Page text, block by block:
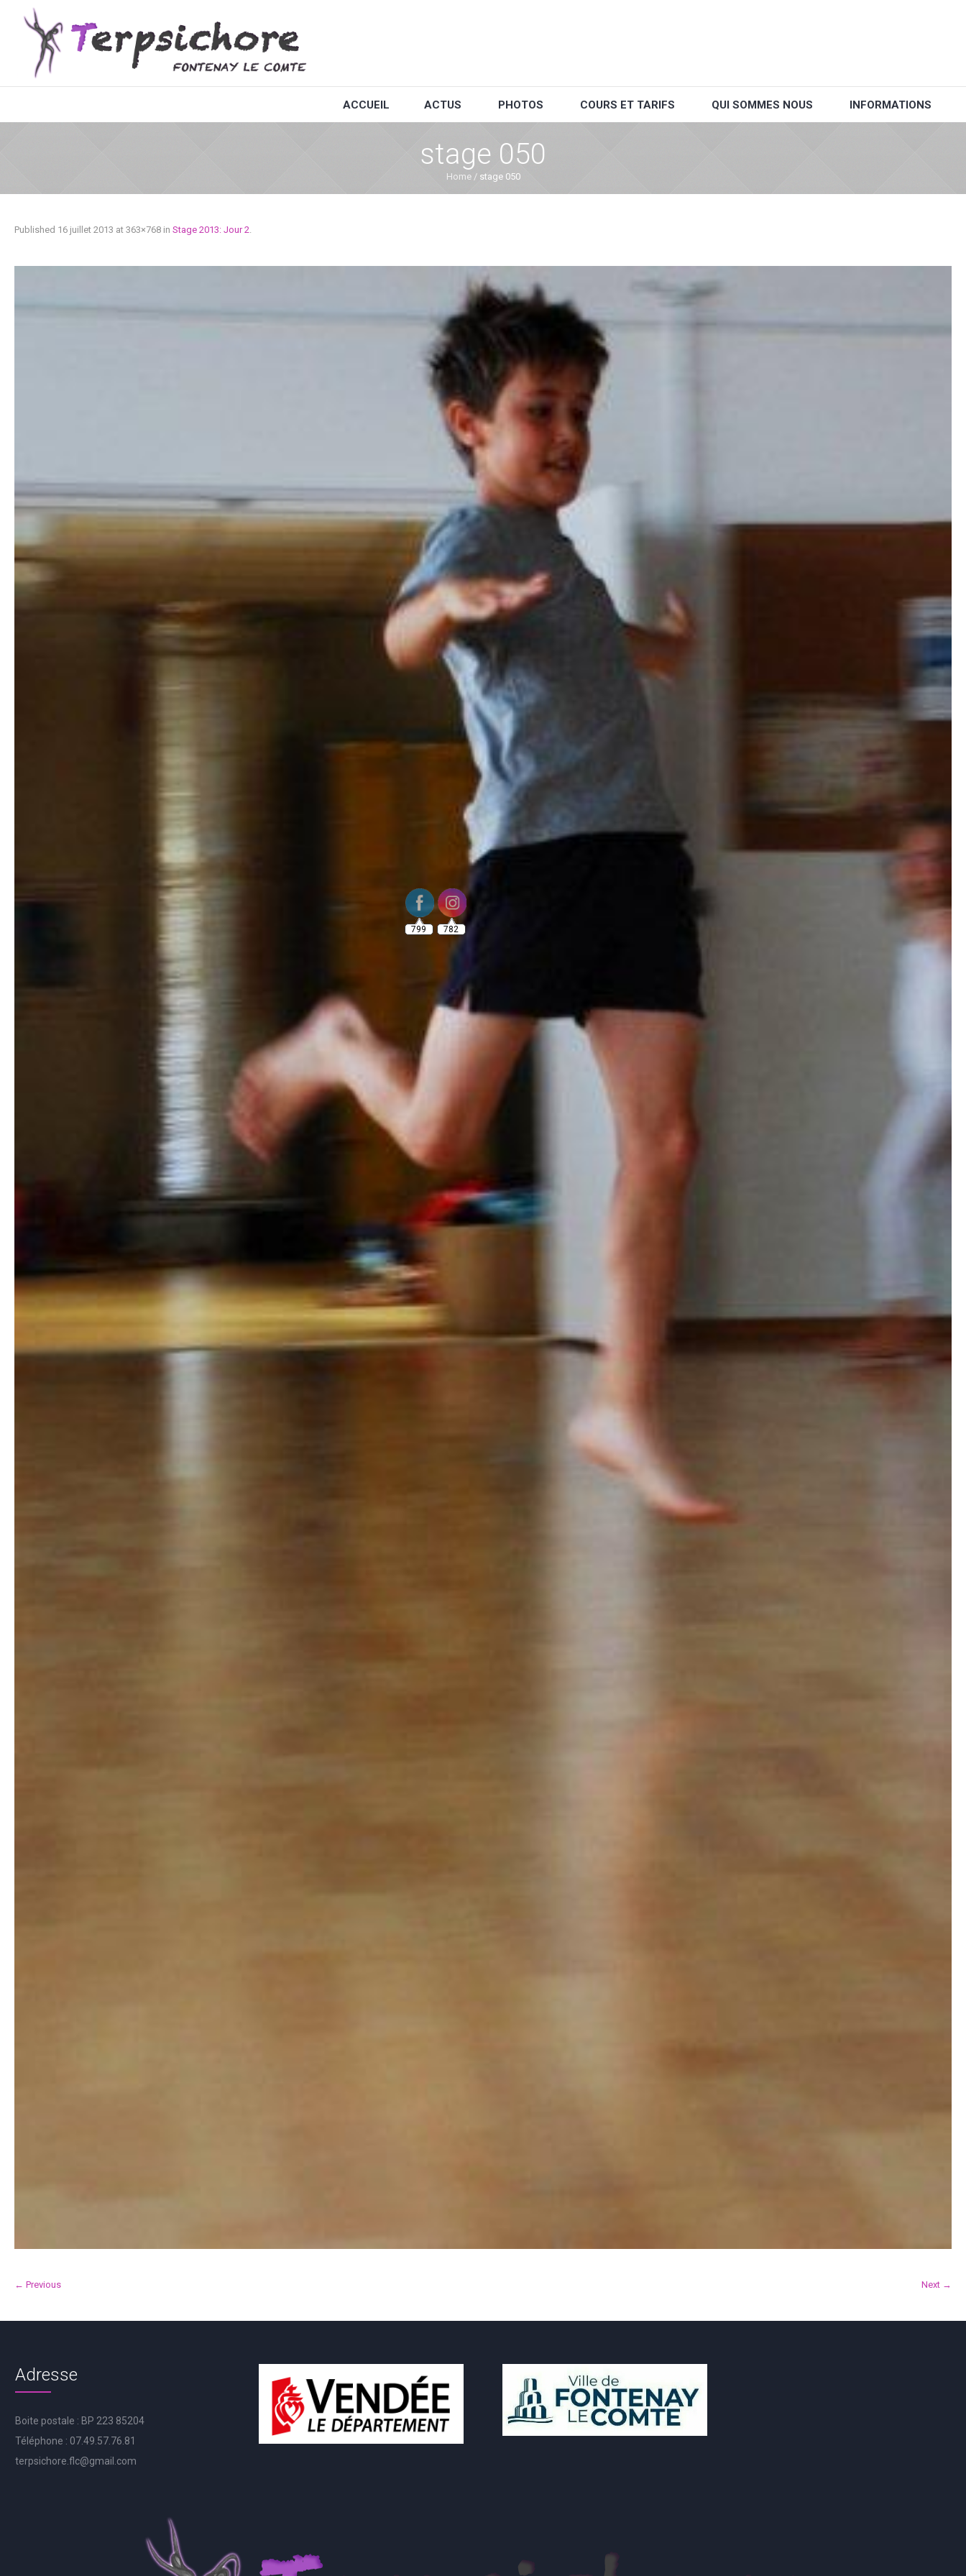
ACCUEIL ACTUS PHOTOS COURS ET TARIFS QUI SOMMES NOUS INFORMATIONS
stage 050
Home / stage 050
Published 16 juillet 2013 at 363×768 in Stage 2013: Jour 2.
← Previous Next →
Adresse
Boite postale : BP 223 85204
Téléphone : 07.49.57.76.81
terpsichore.flc@gmail.com